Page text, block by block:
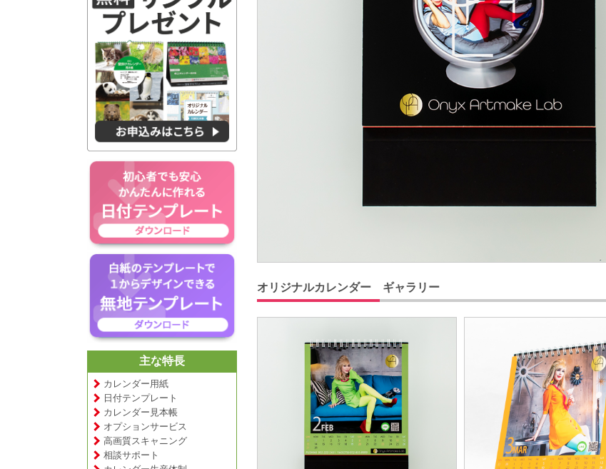
主な特長
カレンダー用紙
日付テンプレート
カレンダー見本帳
オプションサービス
高画質スキャニング
相談サポート
オリジナルカレンダー ギャラリー